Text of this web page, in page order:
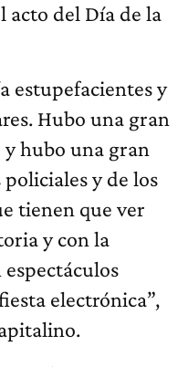
acto del Día de la
estupefacientes y
Hubo una gran
hubo una gran
y de los
tienen que ver
y con la
electrónica”,